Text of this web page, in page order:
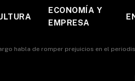
ECONOMÍA Y
EMPRESA
habla de romper prejuicios en el